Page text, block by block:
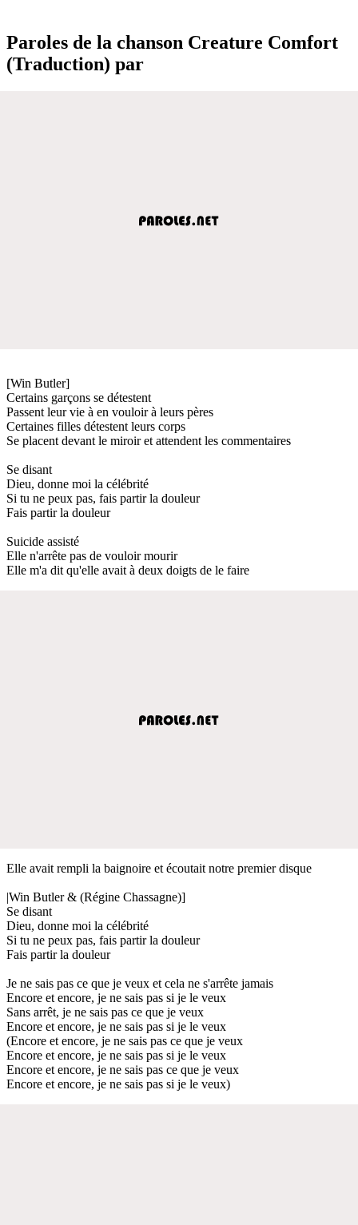
Paroles de la chanson Creature Comfort
(Traduction) par
[Win Butler]
Certains garçons se détestent
Passent leur vie à en vouloir à leurs pères
Certaines filles détestent leurs corps
Se placent devant le miroir et attendent les commentaires
Se disant
Dieu, donne moi la célébrité
Si tu ne peux pas, fais partir la douleur
Fais partir la douleur
Suicide assisté
Elle n'arrête pas de vouloir mourir
Elle m'a dit qu'elle avait à deux doigts de le faire
Elle avait rempli la baignoire et écoutait notre premier disque
|Win Butler & (Régine Chassagne)]
Se disant
Dieu, donne moi la célébrité
Si tu ne peux pas, fais partir la douleur
Fais partir la douleur
Je ne sais pas ce que je veux et cela ne s'arrête jamais
Encore et encore, je ne sais pas si je le veux
Sans arrêt, je ne sais pas ce que je veux
Encore et encore, je ne sais pas si je le veux
(Encore et encore, je ne sais pas ce que je veux
Encore et encore, je ne sais pas si je le veux
Encore et encore, je ne sais pas ce que je veux
Encore et encore, je ne sais pas si je le veux)